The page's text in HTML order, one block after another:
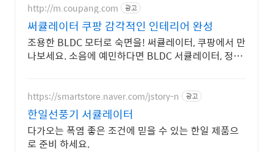
http://m.coupang.com 광고
써큘레이터 쿠팡 감각적인 인테리어 완성
조용한 BLDC 모터로 숙면을! 써큘레이터, 쿠팡에서 만
나보세요. 소음에 예민하다면 BLDC 서큘레이터, 정답
https://smartstore.naver.com/jstory-n 광고
한일선풍기 서큘레이터
다가오는 폭염 좋은 조건에 믿을 수 있는 한일 제품으
로 준비 하세요.